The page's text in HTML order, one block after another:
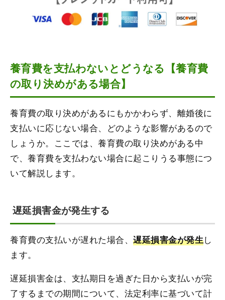
養育費を支払わないとどうなる【養育費
の取り決めがある場合】
養育費の取り決めがあるにもかかわらず、離婚後に
支払いに応じない場合、どのような影響があるので
しょうか。ここでは、養育費の取り決めがある中
で、養育費を支払わない場合に起こりうる事態につ
いて解説します。
遅延損害金が発生する
養育費の支払いが遅れた場合、遅延損害金が発生し
ます。
遅延損害金は、支払期日を過ぎた日から支払いが完
了するまでの期間について、法定利率に基づいて計